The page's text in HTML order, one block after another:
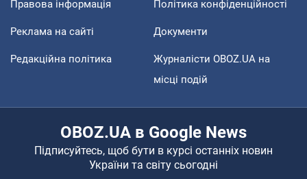
Правова інформація Політика конфіденційності
Реклама на сайті Документи
Редакційна політика
Журналісти OBOZ.UA на
місці подій
OBOZ.UA в Google News
Підписуйтесь, щоб бути в курсі останніх новин
України та світу сьогодні